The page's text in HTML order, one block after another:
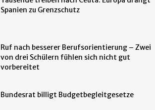
Spanien zu Grenzschutz
Ruf nach besserer Berufsorientierung – Zwei
von drei Schülern fühlen sich nicht gut
vorbereitet
Bundesrat billigt Budgetbegleitgesetze